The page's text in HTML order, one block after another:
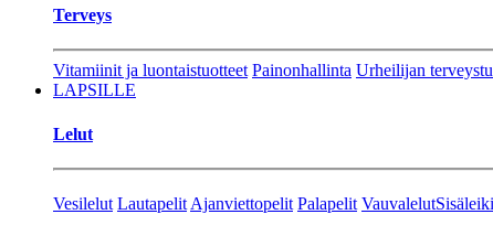
Terveys
Vitamiinit ja luontaistuotteet Painonhallinta Urheilijan
LAPSILLE
Lelut
Vesilelut Lautapelit Ajanviettopelit Palapelit Vauvalelut